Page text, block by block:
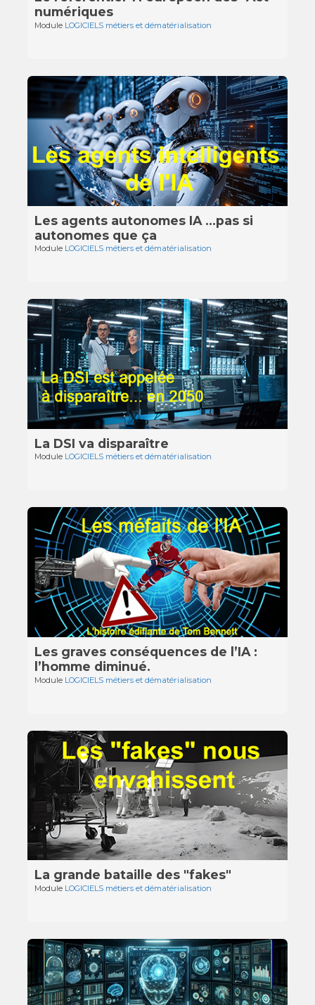
numériques
Module LOGICIELS métiers et dématérialisation
Les agents autonomes IA …pas si
autonomes que ça
Module LOGICIELS métiers et dématérialisation
La DSI va disparaître
Module LOGICIELS métiers et dématérialisation
Les graves conséquences de l’IA :
l’homme diminué.
Module LOGICIELS métiers et dématérialisation
La grande bataille des "fakes"
Module LOGICIELS métiers et dématérialisation